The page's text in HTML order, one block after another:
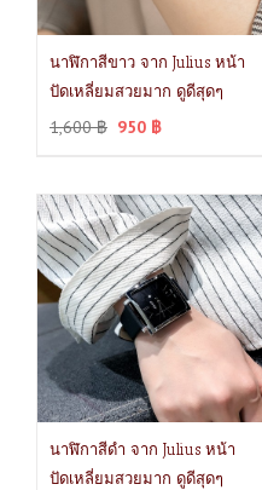
นาฬิกาสีขาว จาก Julius หน้า
ปัดเหลี่ยมสวยมาก ดูดีสุดๆ
1,600฿ 950 ฿
นาฬิกาสีดำ จาก Julius หน้า
ปัดเหลี่ยมสวยมาก ดูดีสุดๆ